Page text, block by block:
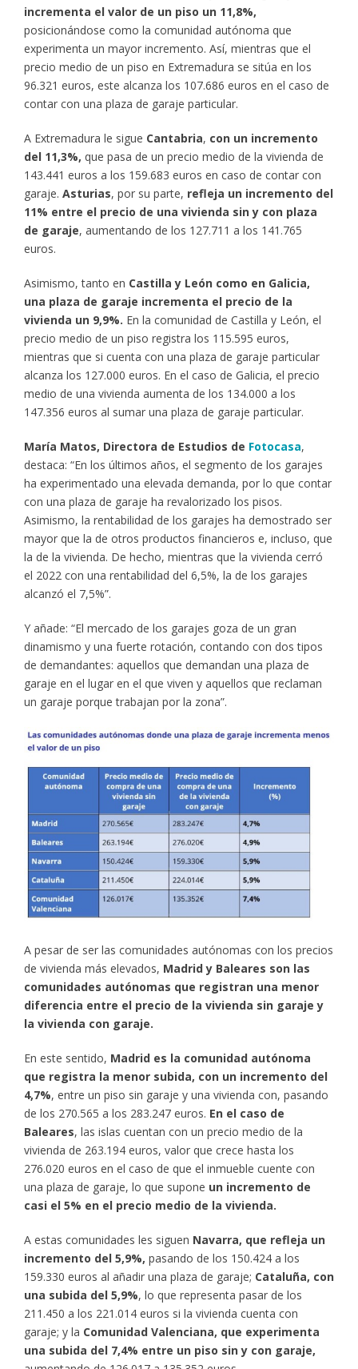
incrementa el valor de un piso un 11,8%,
posicionándose como la comunidad autónoma que
experimenta un mayor incremento. Así, mientras que el
precio medio de un piso en Extremadura se sitúa en los
96.321 euros, este alcanza los 107.686 euros en el caso de
contar con una plaza de garaje particular.
A Extremadura le sigue Cantabria, con un incremento
del 11,3%, que pasa de un precio medio de la vivienda de
143.441 euros a los 159.683 euros en caso de contar con
garaje. Asturias, por su parte, refleja un incremento del
11% entre el precio de una vivienda sin y con plaza
de garaje, aumentando de los 127.711 a los 141.765
euros.
Asimismo, tanto en Castilla y León como en Galicia,
una plaza de garaje incrementa el precio de la
vivienda un 9,9%. En la comunidad de Castilla y León, el
precio medio de un piso registra los 115.595 euros,
mientras que si cuenta con una plaza de garaje particular
alcanza los 127.000 euros. En el caso de Galicia, el precio
medio de una vivienda aumenta de los 134.000 a los
147.356 euros al sumar una plaza de garaje particular.
María Matos, Directora de Estudios de Fotocasa,
destaca: “En los últimos años, el segmento de los garajes
ha experimentado una elevada demanda, por lo que contar
con una plaza de garaje ha revalorizado los pisos.
Asimismo, la rentabilidad de los garajes ha demostrado ser
mayor que la de otros productos financieros e, incluso, que
la de la vivienda. De hecho, mientras que la vivienda cerró
el 2022 con una rentabilidad del 6,5%, la de los garajes
alcanzó el 7,5%”.
Y añade: “El mercado de los garajes goza de un gran
dinamismo y una fuerte rotación, contando con dos tipos
de demandantes: aquellos que demandan una plaza de
garaje en el lugar en el que viven y aquellos que reclaman
un garaje porque trabajan por la zona”.
A pesar de ser las comunidades autónomas con los precios
de vivienda más elevados, Madrid y Baleares son las
comunidades autónomas que registran una menor
diferencia entre el precio de la vivienda sin garaje y
la vivienda con garaje.
En este sentido, Madrid es la comunidad autónoma
que registra la menor subida, con un incremento del
4,7%, entre un piso sin garaje y una vivienda con, pasando
de los 270.565 a los 283.247 euros. En el caso de
Baleares, las islas cuentan con un precio medio de la
vivienda de 263.194 euros, valor que crece hasta los
276.020 euros en el caso de que el inmueble cuente con
una plaza de garaje, lo que supone un incremento de
casi el 5% en el precio medio de la vivienda.
A estas comunidades les siguen Navarra, que refleja un
incremento del 5,9%, pasando de los 150.424 a los
159.330 euros al añadir una plaza de garaje; Cataluña, con
una subida del 5,9%, lo que representa pasar de los
211.450 a los 221.014 euros si la vivienda cuenta con
garaje; y la Comunidad Valenciana, que experimenta
una subida del 7,4% entre un piso sin y con garaje,